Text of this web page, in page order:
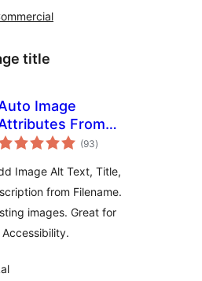
title
Image
From
With Bulk
Image Title
Image SEO)
(93कुल
दर)
Image Alt Text, Title,
from Filename.
images. Great for
Accessibility.